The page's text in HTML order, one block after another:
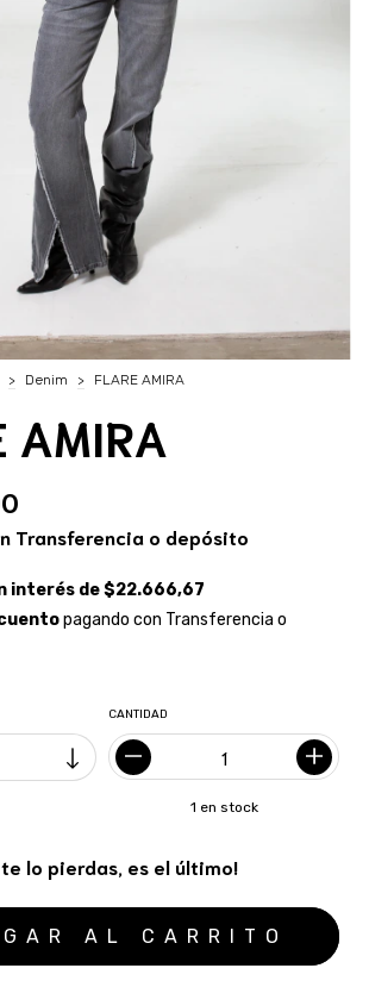
> Denim > FLARE AMIRA
AMIRA
Transferencia o depósito
interés de$22.666,67
pagando con Transferencia o
CANTIDAD
1 en stock
te lo pierdas, es el último!